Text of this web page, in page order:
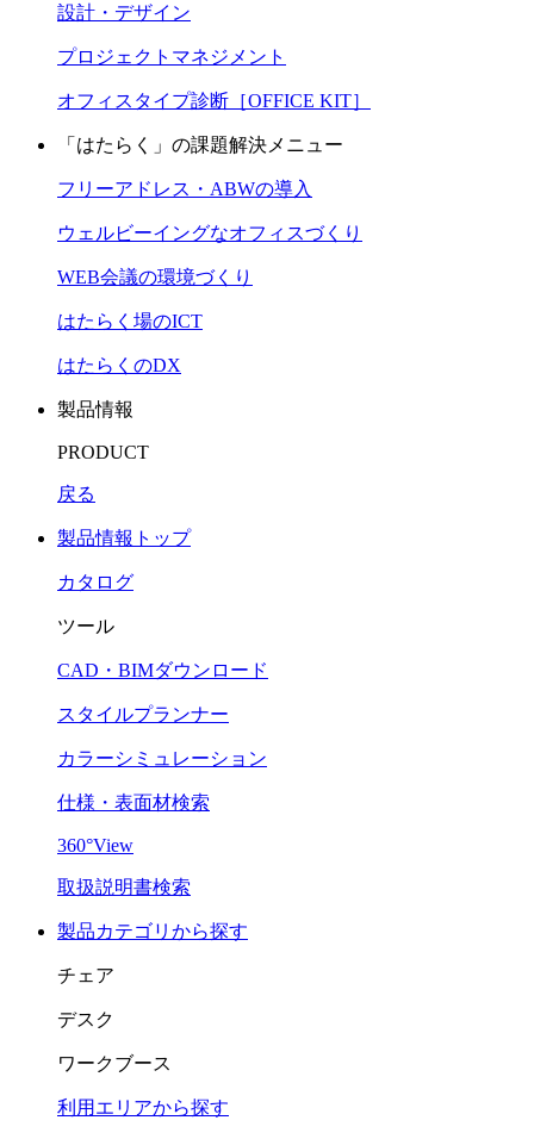
設計・デザイン
プロジェクトマネジメント
オフィスタイプ診断［OFFICE KIT］
「はたらく」の課題解決メニュー
フリーアドレス・ABWの導入
ウェルビーイングなオフィスづくり
WEB会議の環境づくり
はたらく場のICT
はたらくのDX
製品情報
PRODUCT
戻る
製品情報トップ
カタログ
ツール
CAD・BIMダウンロード
スタイルプランナー
カラーシミュレーション
仕様・表面材検索
360°View
取扱説明書検索
製品カテゴリから探す
チェア
デスク
ワークブース
利用エリアから探す